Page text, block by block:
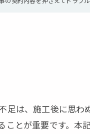
足は、施工後に思わ
ことが重要です。本